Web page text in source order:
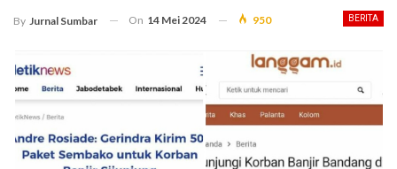
BERITA
By Jurnal Sumbar On 14 Mei 2024 950